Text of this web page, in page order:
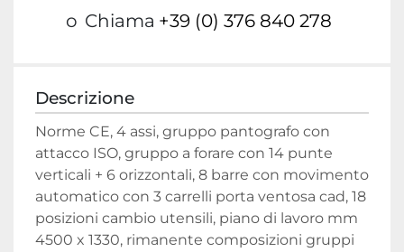
o Chiama +39 (0) 376 840 278
Descrizione
Norme CE, 4 assi, gruppo pantografo con
attacco ISO, gruppo a forare con 14 punte
verticali + 6 orizzontali, 8 barre con movimento
automatico con 3 carrelli porta ventosa cad, 18
posizioni cambio utensili, piano di lavoro mm
4500 x 1330, rimanente composizioni gruppi